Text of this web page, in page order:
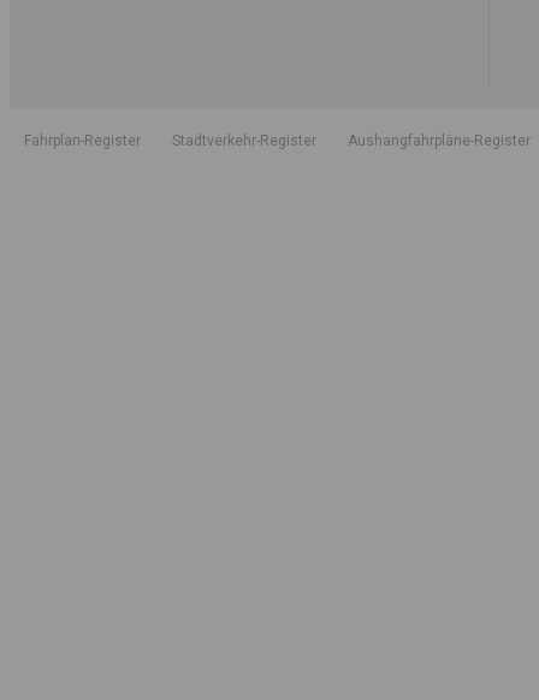
Fahrplan-Register Stadtverkehr-Register Aushangfahrpläne-Register